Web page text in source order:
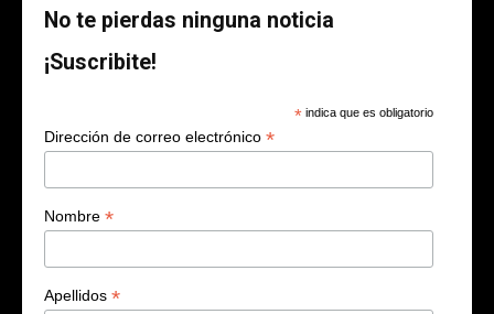
No te pierdas ninguna noticia
¡Suscribite!
* indica que es obligatorio
Dirección de correo electrónico *
Nombre *
Apellidos *